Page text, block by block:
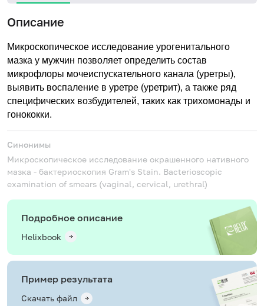
Описание
Микроскопическое исследование урогенитального
мазка у мужчин позволяет определить состав
микрофлоры мочеиспускательного канала (уретры),
выявить воспаление в уретре (уретрит), а также ряд
специфических возбудителей, таких как трихомонады и
гонококки.
Синонимы
Микроскопическое исследование окрашенного нативного
мазка - бактериоскопия Gram's Stain. Bacterioscopic
examination of smears (vaginal, cervical, urethral)
Подробное описание
Helixbook
Пример результата
Скачать файл